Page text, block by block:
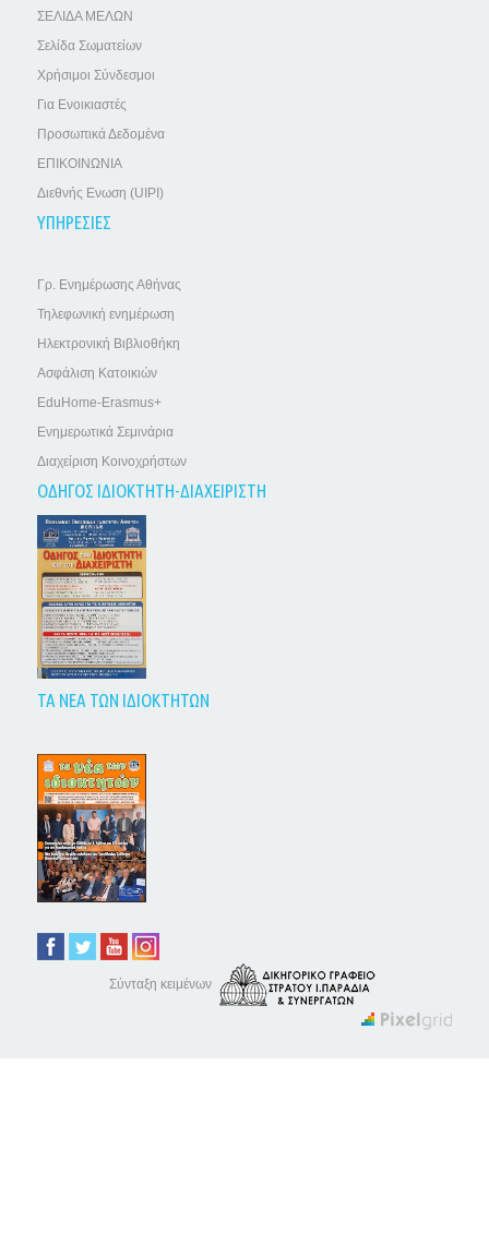
ΣΕΛΙΔΑ ΜΕΛΩΝ
Σελίδα Σωματείων
Χρήσιμοι Σύνδεσμοι
Για Ενοικιαστές
Προσωπικά Δεδομένα
ΕΠΙΚΟΙΝΩΝΙΑ
Διεθνής Ενωση (UIPI)
ΥΠΗΡΕΣΙΕΣ
Γρ. Ενημέρωσης Αθήνας
Τηλεφωνική ενημέρωση
Ηλεκτρονική Βιβλιοθήκη
Ασφάλιση Κατοικιών
EduHome-Erasmus+
Ενημερωτικά Σεμινάρια
Διαχείριση Κοινοχρήστων
ΟΔΗΓΟΣ ΙΔΙΟΚΤΗΤΗ-ΔΙΑΧΕΙΡΙΣΤΗ
ΤΑ ΝΕΑ ΤΩΝ ΙΔΙΟΚΤΗΤΩΝ
Σύνταξη κειμένων